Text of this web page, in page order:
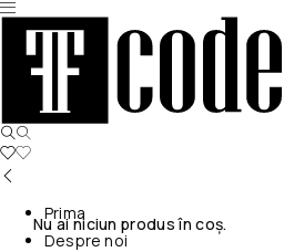
Nu ai niciun produs în coș.
Prima
Despre noi